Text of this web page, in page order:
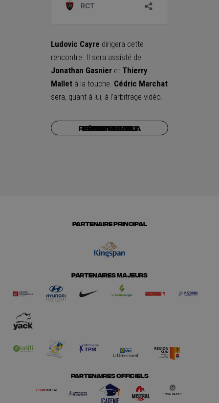
Ludovic Cayre dirigera cette
rencontre. Il sera assisté de
Jonathan Gasnier et Thierry
Mallet à la touche. Cédric Marchat
sera, quant à lui, à l’arbitrage vidéo.
Je prends mes places pour la réception du Racing 92
PARTENAIRE PRINCIPAL
PARTENAIRES MAJEURS
PARTENAIRES OFFICIELS